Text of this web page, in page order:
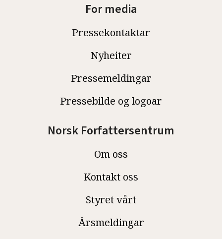
For media
Pressekontaktar
Nyheiter
Pressemeldingar
Pressebilde og logoar
Norsk Forfattersentrum
Om oss
Kontakt oss
Styret vårt
Årsmeldingar